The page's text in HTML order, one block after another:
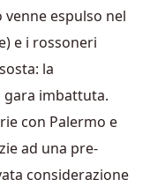
venne espulso nel
e i rossoneri
la
imbattuta.
con Palermo e
ad una pre-
considerazione